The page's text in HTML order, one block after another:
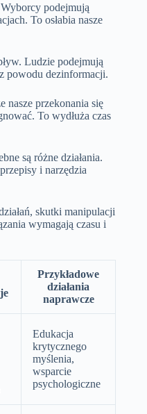
podejmują
To osłabia nasze
Ludzie podejmują
powodu dezinformacji.
nasze przekonania się
To wydłuża czas
są różne działania.
i narzędzia
skutki manipulacji
wymagają czasu i
Przykładowe
działania
naprawcze
Edukacja
krytycznego
myślenia,
wsparcie
psychologiczne